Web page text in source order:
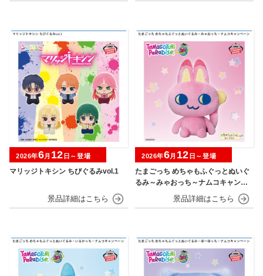
マリッジトキシン ちびぐるみvol.1
2026年6月 12 日～登場
たまごっち めちゃもふぐっとぬいぐ
るみ～みゃおっち～ナムコキャンペ
2026年6月 12 日～登場